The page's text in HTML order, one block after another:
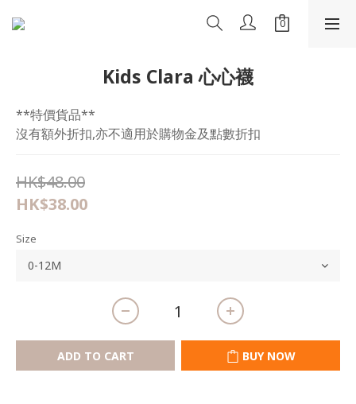
Kids Clara 心心襪
**特價貨品**
沒有額外折扣,亦不適用於購物金及點數折扣
HK$48.00
HK$38.00
Size
ADD TO CART BUY NOW